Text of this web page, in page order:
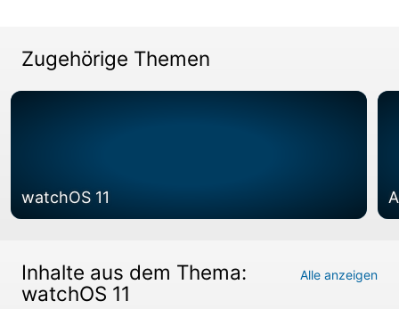
Zugehörige Themen
watchOS 11
Inhalte aus dem Thema:
watchOS 11
Alle anzeigen